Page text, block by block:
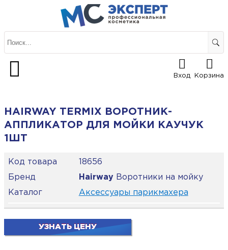
Вход Корзина
HAIRWAY TERMIX ВОРОТНИК-
АППЛИКАТОР ДЛЯ МОЙКИ КАУЧУК
1ШТ
Код товара
18656
Бренд
Hairway Воротники на мойку
Каталог
Аксессуары парикмахера
УЗНАТЬ ЦЕНУ